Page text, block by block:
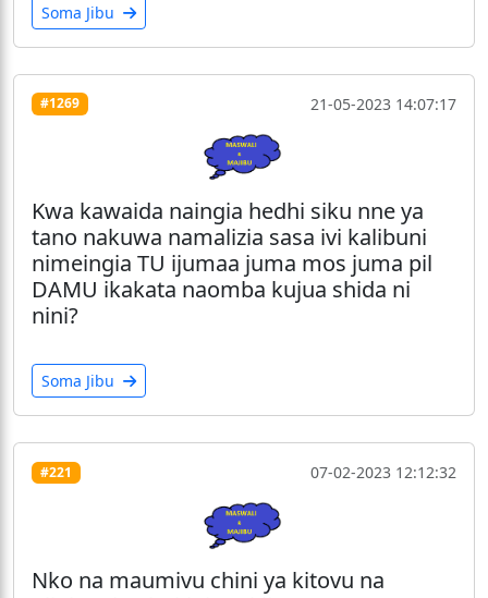
Soma Jibu
#1269 21-05-2023 14:07:17
Kwa kawaida naingia hedhi siku nne ya
tano nakuwa namalizia sasa ivi kalibuni
nimeingia TU ijumaa juma mos juma pil
DAMU ikakata naomba kujua shida ni
nini?
Soma Jibu
#221 07-02-2023 12:12:32
Nko na maumivu chini ya kitovu na